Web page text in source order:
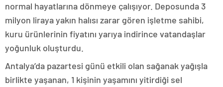
normal hayatlarına dönmeye çalışıyor. Deposunda 3
milyon liraya yakın halısı zarar gören işletme sahibi,
kuru ürünlerinin fiyatını yarıya indirince vatandaşlar
yoğunluk oluşturdu.
Antalya’da pazartesi günü etkili olan sağanak yağışla
birlikte yaşanan, 1 kişinin yaşamını yitirdiği sel